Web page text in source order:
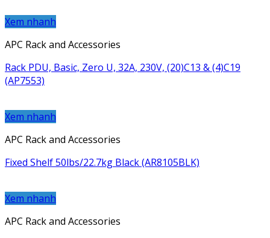
Xem nhanh
APC Rack and Accessories
Rack PDU, Basic, Zero U, 32A, 230V, (20)C13 & (4)C19
(AP7553)
Xem nhanh
APC Rack and Accessories
Fixed Shelf 50lbs/22.7kg Black (AR8105BLK)
Xem nhanh
APC Rack and Accessories